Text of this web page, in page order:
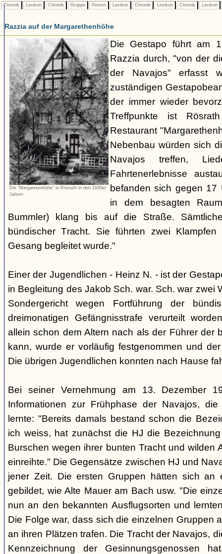
Chronik Lexikon Chronik Gruppe Person Lexikon Chronik Lexikon Chronik Lexikon
Razzia auf der Margarethenhöhe
Die "Margaretenhöhe" in Rösrath in den 1930er
Jahren
Die Gestapo führt am
Razzia durch, "von der
der Navajos" erfasst
zuständigen
der immer wieder
Treffpunkte ist
Restaurant
Nebenbau würden sich
Navajos treffen,
Fahrtenerlebnisse
befanden sich gegen 17
in dem besagten
Bummler) klang bis auf die Straße.
bündischer Tracht. Sie führten zwei
Gesang begleitet wurde."
Einer der Jugendlichen - Heinz N. - ist der
in Begleitung des Jakob Sch. war. Sch. war zwei
Sondergericht wegen Fortführung der
dreimonatigen Gefängnisstrafe verurteilt
allein schon dem Altern nach als der Führer der
kann, wurde er vorläufig festgenommen und
Die übrigen Jugendlichen konnten nach Hause
Bei seiner Vernehmung am 13. Dezember
Informationen zur Frühphase der Navajos,
lernte: "Bereits damals bestand schon die
ich weiss, hat zunächst die HJ die
Burschen wegen ihrer bunten Tracht und wilden
einreihte." Die Gegensätze zwischen HJ und
jener Zeit. Die ersten Gruppen hätten sich an
gebildet, wie Alte Mauer am Bach usw. "Die
nun an den bekannten Ausflugsorten und
Die Folge war, dass sich die einzelnen Gruppen
an ihren Plätzen trafen. Die Tracht der Navajos,
Kennzeichnung der Gesinnungsgenossen